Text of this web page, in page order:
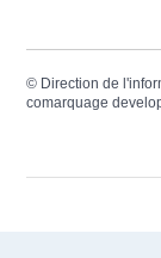
© Direction de
comarquage